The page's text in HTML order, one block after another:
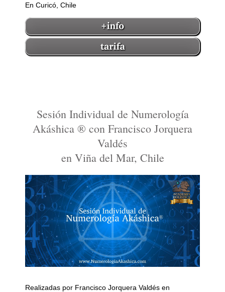
En Curicó, Chile
Sesión Individual de Numerología
Akáshica ® con Francisco Jorquera
Valdés
en Viña del Mar, Chile
Realizadas por Francisco Jorquera Valdés en